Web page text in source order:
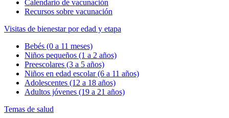
Calendario de vacunación
Recursos sobre vacunación
Visitas de bienestar por edad y etapa
Bebés (0 a 11 meses)
Niños pequeños (1 a 2 años)
Preescolares (3 a 5 años)
Niños en edad escolar (6 a 11 años)
Adolescentes (12 a 18 años)
Adultos jóvenes (19 a 21 años)
Temas de salud